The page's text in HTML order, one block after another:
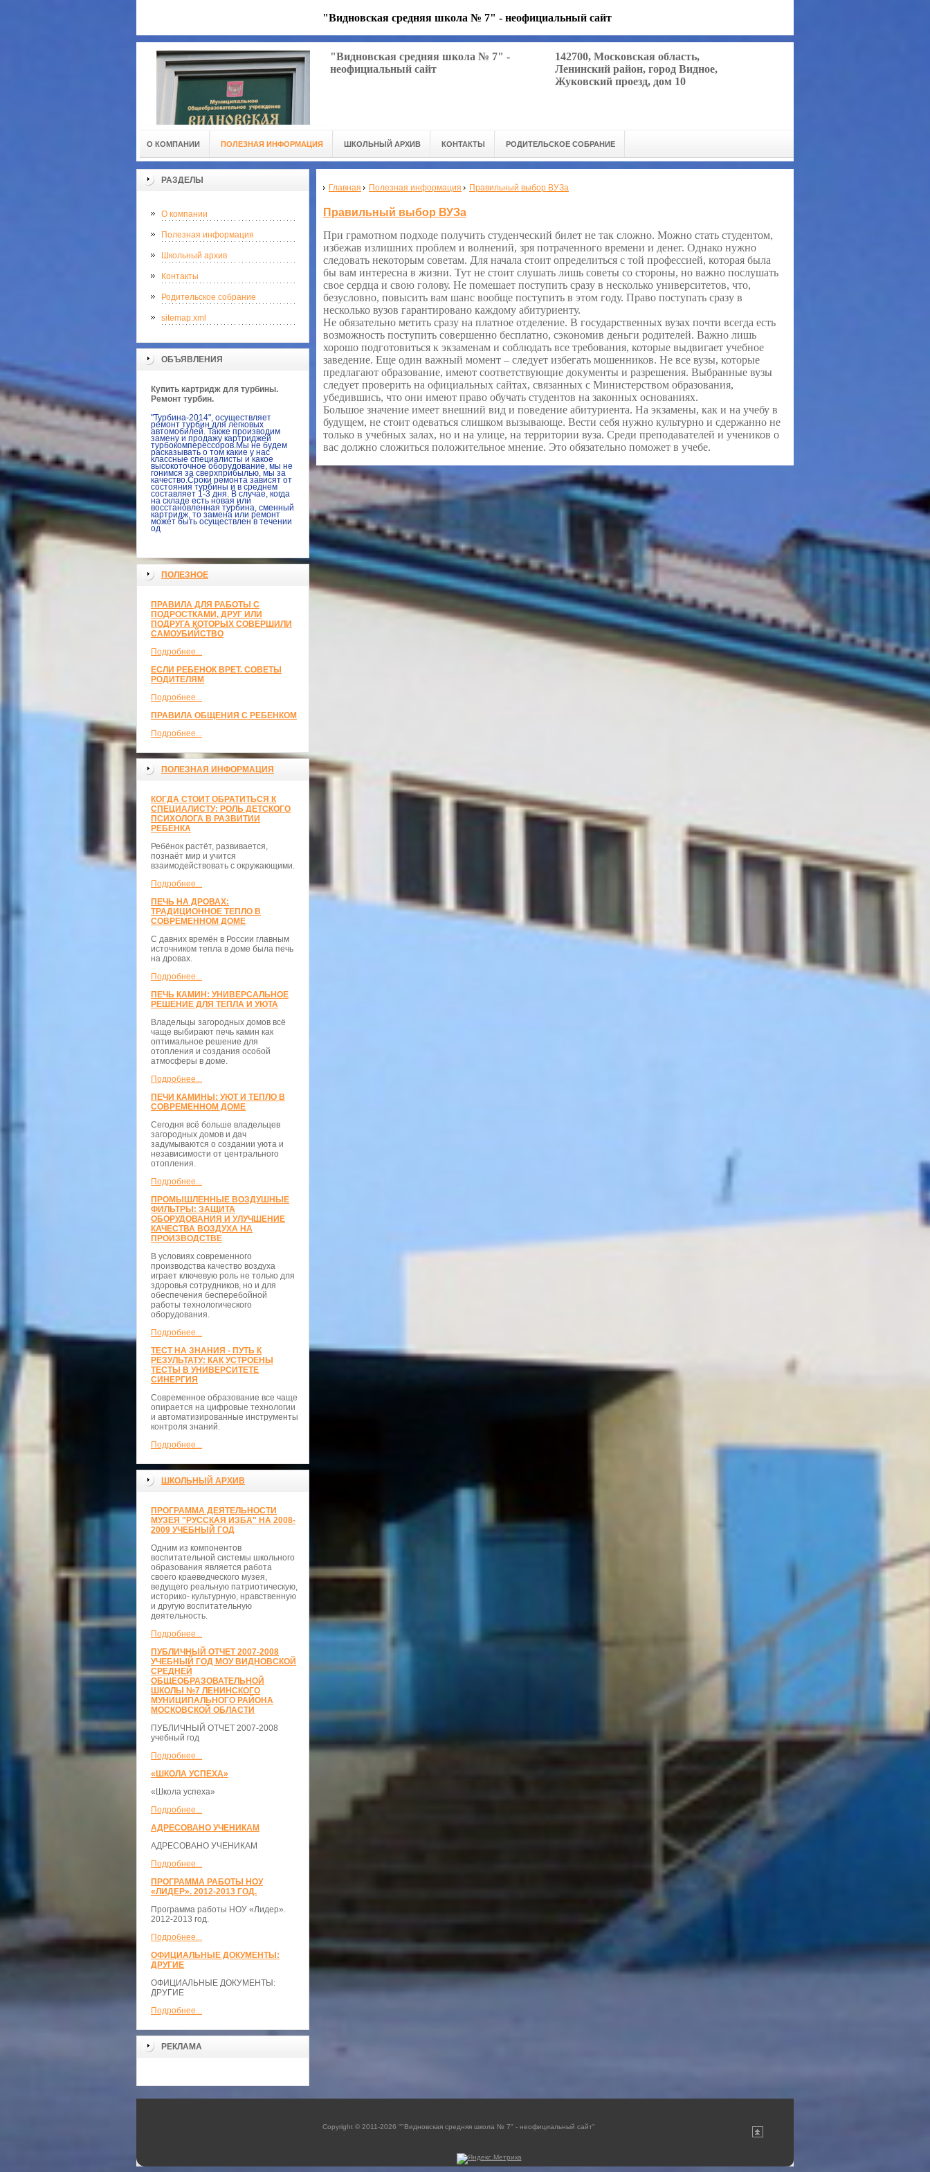
"Видновская средняя школа № 7" - неофициальный сайт
"Видновская средняя школа № 7" -
неофициальный сайт
142700, Московская область,
Ленинский район, город Видное,
Жуковский проезд, дом 10
О КОМПАНИИ ПОЛЕЗНАЯ ИНФОРМАЦИЯ ШКОЛЬНЫЙ АРХИВ КОНТАКТЫ РОДИТЕЛЬСКОЕ СОБРАНИЕ
РАЗДЕЛЫ
О компании
Полезная информация
Школьный архив
Контакты
Родительское собрание
sitemap.xml
ОБЪЯВЛЕНИЯ
Купить картридж для турбины.
Ремонт турбин.
"Турбина-2014", осуществляет
ремонт турбин для легковых
автомобилей. Также производим
замену и продажу картриджей
турбокомперессоров.Мы не будем
расказывать о том какие у нас
классные специалисты и какое
высокоточное оборудование, мы не
гонимся за сверхприбылью, мы за
качество.Сроки ремонта зависят от
состояния турбины и в среднем
составляет 1-3 дня. В случае, когда
на складе есть новая или
восстановленная турбина, сменный
картридж, то замена или ремонт
может быть осуществлен в течении
од
ПОЛЕЗНОЕ
ПРАВИЛА ДЛЯ РАБОТЫ С
ПОДРОСТКАМИ, ДРУГ ИЛИ
ПОДРУГА КОТОРЫХ СОВЕРШИЛИ
САМОУБИЙСТВО
Подробнее...
ЕСЛИ РЕБЕНОК ВРЕТ. СОВЕТЫ
РОДИТЕЛЯМ
Подробнее...
ПРАВИЛА ОБЩЕНИЯ С РЕБЕНКОМ
Подробнее...
ПОЛЕЗНАЯ ИНФОРМАЦИЯ
КОГДА СТОИТ ОБРАТИТЬСЯ К
СПЕЦИАЛИСТУ: РОЛЬ ДЕТСКОГО
ПСИХОЛОГА В РАЗВИТИИ
РЕБЁНКА
Ребёнок растёт, развивается,
познаёт мир и учится
взаимодействовать с окружающими.
Подробнее...
ПЕЧЬ НА ДРОВАХ:
ТРАДИЦИОННОЕ ТЕПЛО В
СОВРЕМЕННОМ ДОМЕ
С давних времён в России главным
источником тепла в доме была печь
на дровах.
Подробнее...
ПЕЧЬ КАМИН: УНИВЕРСАЛЬНОЕ
РЕШЕНИЕ ДЛЯ ТЕПЛА И УЮТА
Владельцы загородных домов всё
чаще выбирают печь камин как
оптимальное решение для
отопления и создания особой
атмосферы в доме.
Подробнее...
ПЕЧИ КАМИНЫ: УЮТ И ТЕПЛО В
СОВРЕМЕННОМ ДОМЕ
Сегодня всё больше владельцев
загородных домов и дач
задумываются о создании уюта и
независимости от центрального
отопления.
Подробнее...
ПРОМЫШЛЕННЫЕ ВОЗДУШНЫЕ
ФИЛЬТРЫ: ЗАЩИТА
ОБОРУДОВАНИЯ И УЛУЧШЕНИЕ
КАЧЕСТВА ВОЗДУХА НА
ПРОИЗВОДСТВЕ
В условиях современного
производства качество воздуха
играет ключевую роль не только для
здоровья сотрудников, но и для
обеспечения бесперебойной
работы технологического
оборудования.
Подробнее...
ТЕСТ НА ЗНАНИЯ - ПУТЬ К
РЕЗУЛЬТАТУ: КАК УСТРОЕНЫ
ТЕСТЫ В УНИВЕРСИТЕТЕ
СИНЕРГИЯ
Современное образование все чаще
опирается на цифровые технологии
и автоматизированные инструменты
контроля знаний.
Подробнее...
ШКОЛЬНЫЙ АРХИВ
ПРОГРАММА ДЕЯТЕЛЬНОСТИ
МУЗЕЯ "РУССКАЯ ИЗБА" НА 2008-
2009 УЧЕБНЫЙ ГОД
Одним из компонентов
воспитательной системы школьного
образования является работа
своего краеведческого музея,
ведущего реальную патриотическую,
историко- культурную, нравственную
и другую воспитательную
деятельность.
Подробнее...
ПУБЛИЧНЫЙ ОТЧЕТ 2007-2008
УЧЕБНЫЙ ГОД МОУ ВИДНОВСКОЙ
СРЕДНЕЙ
ОБЩЕОБРАЗОВАТЕЛЬНОЙ
ШКОЛЫ №7 ЛЕНИНСКОГО
МУНИЦИПАЛЬНОГО РАЙОНА
МОСКОВСКОЙ ОБЛАСТИ
ПУБЛИЧНЫЙ ОТЧЕТ 2007-2008
учебный год
Подробнее...
«ШКОЛА УСПЕХА»
«Школа успеха»
Подробнее...
АДРЕСОВАНО УЧЕНИКАМ
АДРЕСОВАНО УЧЕНИКАМ
Подробнее...
ПРОГРАММА РАБОТЫ НОУ
«ЛИДЕР». 2012-2013 ГОД.
Программа работы НОУ «Лидер».
2012-2013 год.
Подробнее...
ОФИЦИАЛЬНЫЕ ДОКУМЕНТЫ:
ДРУГИЕ
ОФИЦИАЛЬНЫЕ ДОКУМЕНТЫ:
ДРУГИЕ
Подробнее...
РЕКЛАМА
Главная Полезная информация Правильный выбор ВУЗа
Правильный выбор ВУЗа
При грамотном подходе получить студенческий билет не так сложно. Можно стать студентом,
избежав излишних проблем и волнений, зря потраченного времени и денег. Однако нужно
следовать некоторым советам. Для начала стоит определиться с той профессией, которая была
бы вам интересна в жизни. Тут не стоит слушать лишь советы со стороны, но важно послушать
свое сердца и свою голову. Не помешает поступить сразу в несколько университетов, что,
безусловно, повысить вам шанс вообще поступить в этом году. Право поступать сразу в
несколько вузов гарантировано каждому абитуриенту.
Не обязательно метить сразу на платное отделение. В государственных вузах почти всегда есть
возможность поступить совершенно бесплатно, сэкономив деньги родителей. Важно лишь
хорошо подготовиться к экзаменам и соблюдать все требования, которые выдвигает учебное
заведение. Еще один важный момент – следует избегать мошенников. Не все вузы, которые
предлагают образование, имеют соответствующие документы и разрешения. Выбранные вузы
следует проверить на официальных сайтах, связанных с Министерством образования,
убедившись, что они имеют право обучать студентов на законных основаниях.
Большое значение имеет внешний вид и поведение абитуриента. На экзамены, как и на учебу в
будущем, не стоит одеваться слишком вызывающе. Вести себя нужно культурно и сдержанно не
только в учебных залах, но и на улице, на территории вуза. Среди преподавателей и учеников о
вас должно сложиться положительное мнение. Это обязательно поможет в учебе.
Copyright © 2011-2026 ""Видновская средняя школа № 7" - неофициальный сайт"